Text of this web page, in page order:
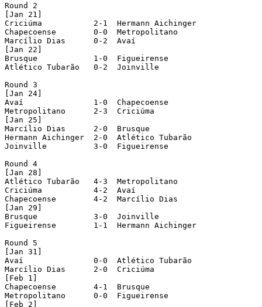
Round 2
[Jan 21]
Criciúma	   2-1  Hermann Aichinger
Chapecoense	   0-0  Metropolitano
Marcílio Dias	   0-2  Avaí
[Jan 22]
Brusque		   1-0  Figueirense
Atlético Tubarão   0-2  Joinville
Round 3
[Jan 24]
Avaí		   1-0  Chapecoense
Metropolitano	   2-3  Criciúma			(played in Timbó)
[Jan 25]
Marcílio Dias	   2-0  Brusque
Hermann Aichinger  2-0  Atlético Tubarão
Joinville	   3-0  Figueirense
Round 4
[Jan 28]
Atlético Tubarão   4-3  Metropolitano
Criciúma	   4-2  Avaí
Chapecoense	   4-2  Marcílio Dias
[Jan 29]
Brusque		   3-0  Joinville
Figueirense	   1-1  Hermann Aichinger
Round 5
[Jan 31]
Avaí		   0-0  Atlético Tubarão
Marcílio Dias	   2-0  Criciúma
[Feb 1]
Chapecoense	   4-1  Brusque
Metropolitano	   0-0  Figueirense			(played in Timbó)
[Feb 2]